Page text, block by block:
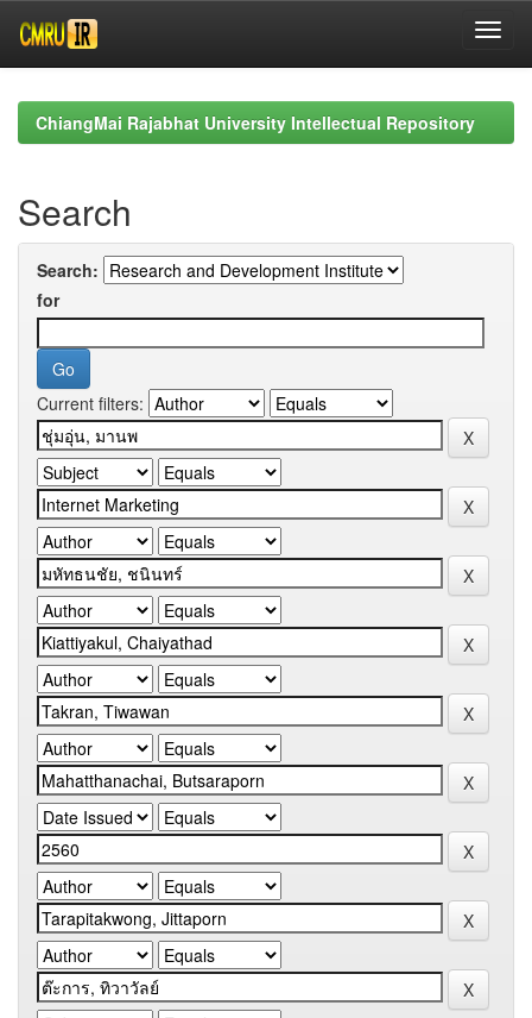
navigationChiangMai Rajabhat University Intellectual Repository
Search
Search:
for
Current filters: